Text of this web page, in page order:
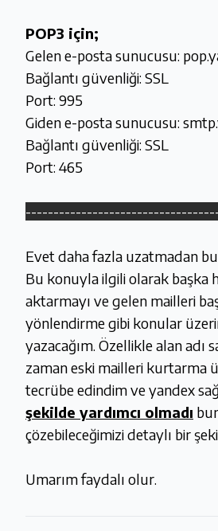
POP3 için;
Gelen e-posta sunucusu:
Bağlantı güvenliği: SSL
Port: 995
Giden e-posta sunucusu:
Bağlantı güvenliği: SSL
Port: 465
Evet daha fazla uzatmadan bu
Bu konuyla ilgili olarak başka
aktarmayı ve gelen mailleri
yönlendirme gibi konular
yazacağım. Özellikle alan adı
zaman eski mailleri kurtarma
tecrübe edindim ve yandex
şekilde yardımcı olmadı
çözebileceğimizi detaylı bir
Umarım faydalı olur.